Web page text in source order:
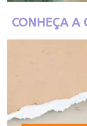
CONHEÇA A